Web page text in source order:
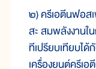
๒) ครีเอตีนฟอส
สะ สมพลังงานใน
ทีเปรียบเทียบได้
เครื่องยนต์ครีเอ